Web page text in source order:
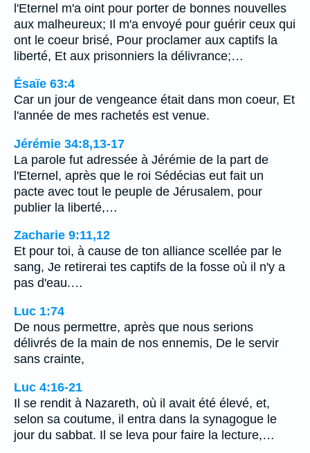
l'Eternel m'a oint pour porter de bonnes nouvelles
aux malheureux; Il m'a envoyé pour guérir ceux qui
ont le coeur brisé, Pour proclamer aux captifs la
liberté, Et aux prisonniers la délivrance;…
Ésaïe 63:4
Car un jour de vengeance était dans mon coeur, Et
l'année de mes rachetés est venue.
Jérémie 34:8,13-17
La parole fut adressée à Jérémie de la part de
l'Eternel, après que le roi Sédécias eut fait un
pacte avec tout le peuple de Jérusalem, pour
publier la liberté,…
Zacharie 9:11,12
Et pour toi, à cause de ton alliance scellée par le
sang, Je retirerai tes captifs de la fosse où il n'y a
pas d'eau.…
Luc 1:74
De nous permettre, après que nous serions
délivrés de la main de nos ennemis, De le servir
sans crainte,
Luc 4:16-21
Il se rendit à Nazareth, où il avait été élevé, et,
selon sa coutume, il entra dans la synagogue le
jour du sabbat. Il se leva pour faire la lecture,…